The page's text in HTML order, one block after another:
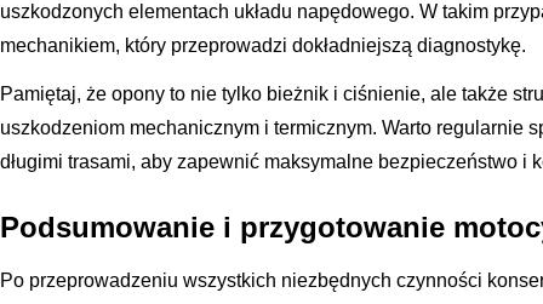
uszkodzonych elementach układu napędowego. W takim
mechanikiem, który przeprowadzi dokładniejszą diagnostykę.
Pamiętaj, że opony to nie tylko bieżnik i ciśnienie, ale także
uszkodzeniom mechanicznym i termicznym. Warto regularnie
długimi trasami, aby zapewnić maksymalne bezpieczeństwo i
Podsumowanie i przygotowanie
Po przeprowadzeniu wszystkich niezbędnych czynności